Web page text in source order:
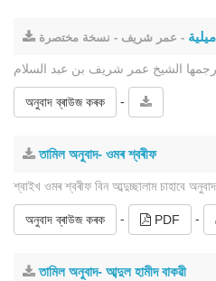
- عمر شريف - نسخة مختصرة
অনুবাদ ব্ৰাউজ কৰক -
তামিল অনুবাদ- ওমৰ শ্বৰীফ
শ্বাইখ ওমৰ শ্বৰীফ বিন আব্দুচ্ছালাম চাহাবে
অনুবাদ ব্ৰাউজ কৰক - PDF -
তামিল অনুবাদ- আব্দুল হামীদ বাকৱী